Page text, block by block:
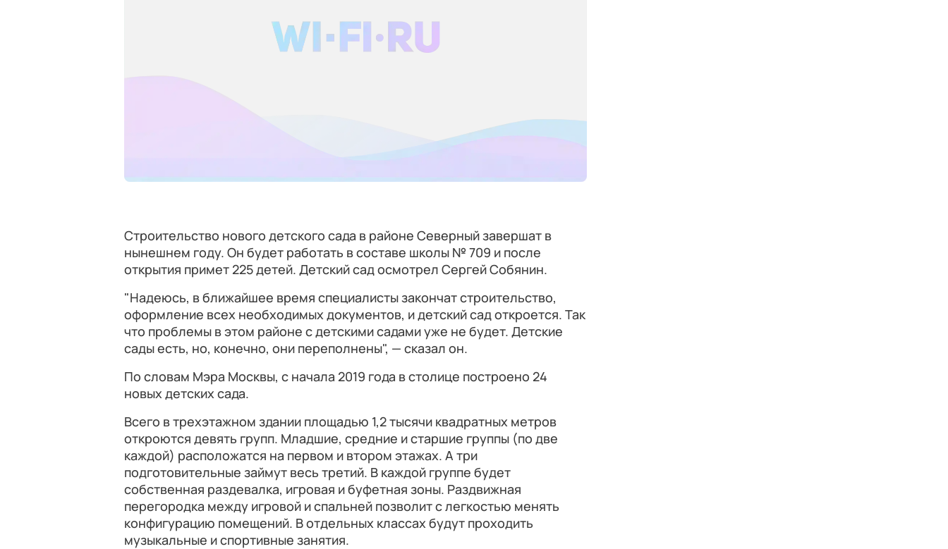
Строительство нового детского сада в районе Северный завершат в
нынешнем году. Он будет работать в составе школы № 709 и после
открытия примет 225 детей. Детский сад осмотрел Сергей Собянин.
"Надеюсь, в ближайшее время специалисты закончат строительство,
оформление всех необходимых документов, и детский сад откроется. Так
что проблемы в этом районе с детскими садами уже не будет. Детские
сады есть, но, конечно, они переполнены", — сказал он.
По словам Мэра Москвы, с начала 2019 года в столице построено 24
новых детских сада.
Всего в трехэтажном здании площадью 1,2 тысячи квадратных метров
откроются девять групп. Младшие, средние и старшие группы (по две
каждой) расположатся на первом и втором этажах. А три
подготовительные займут весь третий. В каждой группе будет
собственная раздевалка, игровая и буфетная зоны. Раздвижная
перегородка между игровой и спальней позволит с легкостью менять
конфигурацию помещений. В отдельных классах будут проходить
музыкальные и спортивные занятия.